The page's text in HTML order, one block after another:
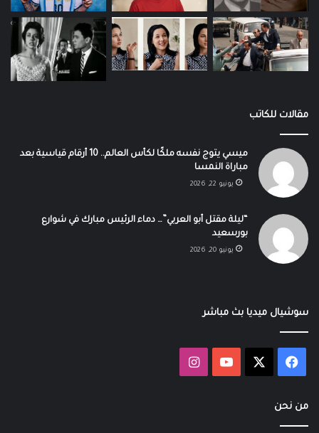
مقالات للكاتب
ميسي يتوج نفسه ملكًا لكأس العالم.. 10 أرقام قياسية بعد
مباراة النمسا
يونيو 22, 2026
“ليلة مقتل أبو العربي”… دماء الرئيس مبارك في شوارع
بورسعيد
يونيو 20, 2026
سوشيال ميديا بث مباشر
فيسبوك ‫YouTubeانستقرام
من نحن